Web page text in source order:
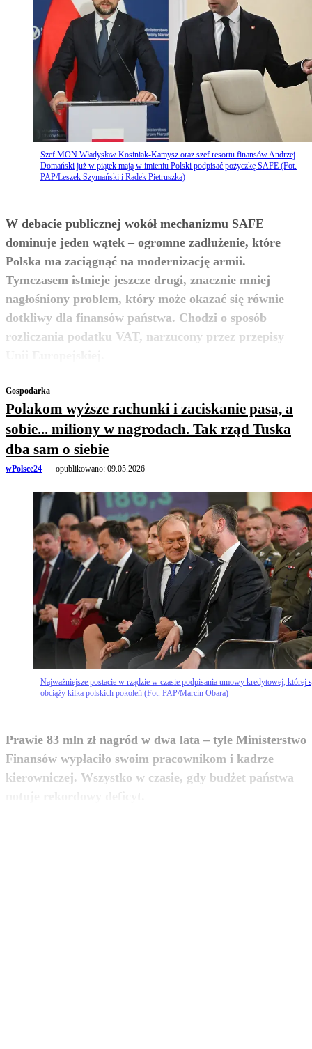
Szef MON Władysław Kosiniak-Kamysz oraz szef resortu finansów Andrzej
Domański już w piątek mają w imieniu Polski podpisać pożyczkę SAFE (Fot.
PAP/Leszek Szymański i Radek Pietruszka)
W debacie publicznej wokół mechanizmu SAFE
dominuje jeden wątek – ogromne zadłużenie, które
Polska ma zaciągnąć na modernizację armii.
Tymczasem istnieje jeszcze drugi, znacznie mniej
nagłośniony problem, który może okazać się równie
dotkliwy dla finansów państwa. Chodzi o sposób
rozliczania podatku VAT, narzucony przez przepisy
zobacz więcej
Gospodarka
Polakom wyższe rachunki i zaciskanie pasa, a
sobie... miliony w nagrodach. Tak rząd Tuska
dba sam o siebie
wPolsce24 opublikowano: 09.05.2026
Najważniejsze postacie w rządzie w czasie podpisania umowy kredytowej, której
obciąży kilka polskich pokoleń (Fot. PAP/Marcin Obara)
Prawie 83 mln zł nagród w dwa lata – tyle Ministerstwo
Finansów wypłaciło swoim pracownikom i kadrze
kierowniczej. Wszystko w czasie, gdy budżet państwa
zobacz więcej